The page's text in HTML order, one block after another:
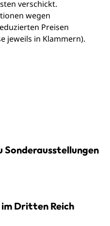
verschickt.
wegen
Preisen
jeweils in Klammern).
Sonderausstellungen
Dritten Reich